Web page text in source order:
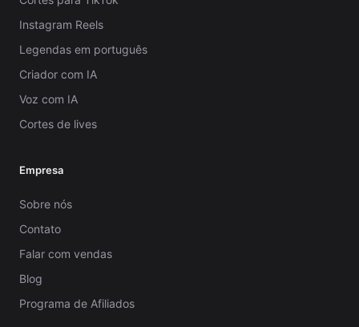
Instagram Reels
Legendas em português
Criador com IA
Voz com IA
Cortes de lives
Empresa
Sobre nós
Contato
Falar com vendas
Blog
Programa de Afiliados